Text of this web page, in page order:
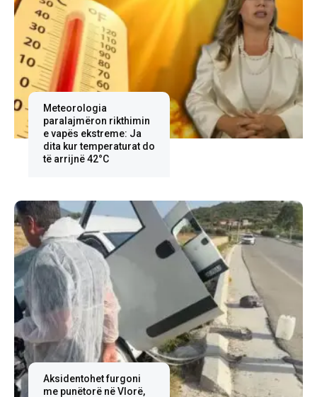
Meteorologia
paralajmëron rikthimin
e vapës ekstreme: Ja
dita kur temperaturat do
të arrijnë 42°C
Aksidentohet furgoni
me punëtorë në Vlorë,